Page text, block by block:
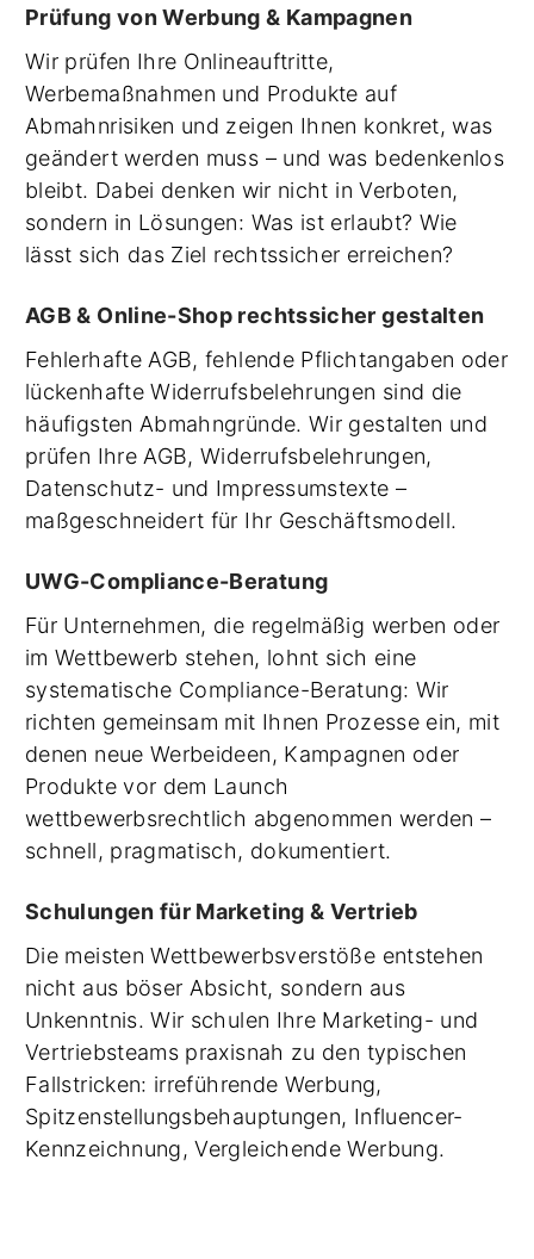
Prüfung von Werbung & Kampagnen
Wir prüfen Ihre Onlineauftritte,
Werbemaßnahmen und Produkte auf
Abmahnrisiken und zeigen Ihnen konkret, was
geändert werden muss – und was bedenkenlos
bleibt. Dabei denken wir nicht in Verboten,
sondern in Lösungen: Was ist erlaubt? Wie
lässt sich das Ziel rechtssicher erreichen?
AGB & Online-Shop rechtssicher gestalten
Fehlerhafte AGB, fehlende Pflichtangaben oder
lückenhafte Widerrufsbelehrungen sind die
häufigsten Abmahngründe. Wir gestalten und
prüfen Ihre AGB, Widerrufsbelehrungen,
Datenschutz- und Impressumstexte –
maßgeschneidert für Ihr Geschäftsmodell.
UWG-Compliance-Beratung
Für Unternehmen, die regelmäßig werben oder
im Wettbewerb stehen, lohnt sich eine
systematische Compliance-Beratung: Wir
richten gemeinsam mit Ihnen Prozesse ein, mit
denen neue Werbeideen, Kampagnen oder
Produkte vor dem Launch
wettbewerbsrechtlich abgenommen werden –
schnell, pragmatisch, dokumentiert.
Schulungen für Marketing & Vertrieb
Die meisten Wettbewerbsverstöße entstehen
nicht aus böser Absicht, sondern aus
Unkenntnis. Wir schulen Ihre Marketing- und
Vertriebsteams praxisnah zu den typischen
Fallstricken: irreführende Werbung,
Spitzenstellungsbehauptungen, Influencer-
Kennzeichnung, Vergleichende Werbung.